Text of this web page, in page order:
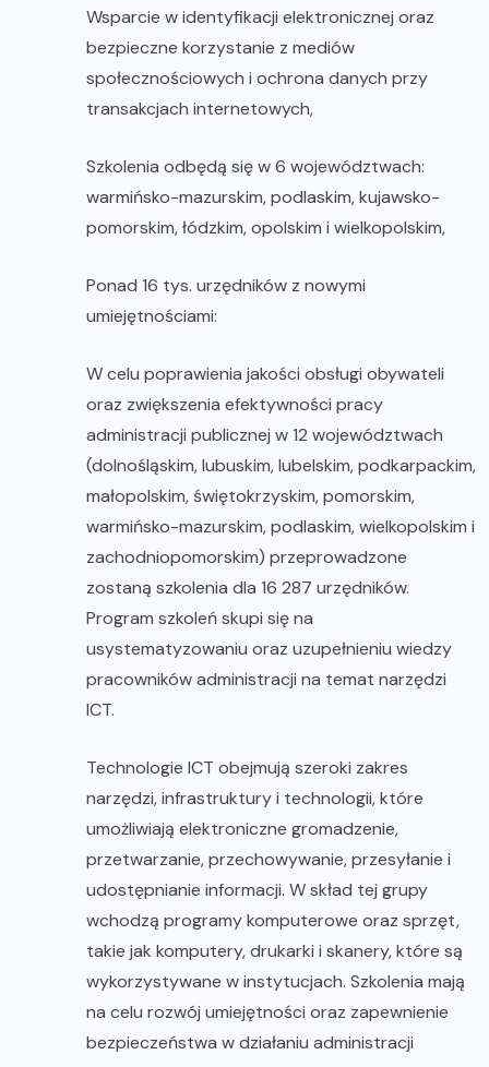
Wsparcie w identyfikacji elektronicznej oraz
bezpieczne korzystanie z mediów
społecznościowych i ochrona danych przy
transakcjach internetowych,
Szkolenia odbędą się w 6 województwach:
warmińsko-mazurskim, podlaskim, kujawsko-
pomorskim, łódzkim, opolskim i wielkopolskim,
Ponad 16 tys. urzędników z nowymi
umiejętnościami:
W celu poprawienia jakości obsługi obywateli
oraz zwiększenia efektywności pracy
administracji publicznej w 12 województwach
(dolnośląskim, lubuskim, lubelskim, podkarpackim,
małopolskim, świętokrzyskim, pomorskim,
warmińsko-mazurskim, podlaskim, wielkopolskim i
zachodniopomorskim) przeprowadzone
zostaną szkolenia dla 16 287 urzędników.
Program szkoleń skupi się na
usystematyzowaniu oraz uzupełnieniu wiedzy
pracowników administracji na temat narzędzi
ICT.
Technologie ICT obejmują szeroki zakres
narzędzi, infrastruktury i technologii, które
umożliwiają elektroniczne gromadzenie,
przetwarzanie, przechowywanie, przesyłanie i
udostępnianie informacji. W skład tej grupy
wchodzą programy komputerowe oraz sprzęt,
takie jak komputery, drukarki i skanery, które są
wykorzystywane w instytucjach. Szkolenia mają
na celu rozwój umiejętności oraz zapewnienie
bezpieczeństwa w działaniu administracji